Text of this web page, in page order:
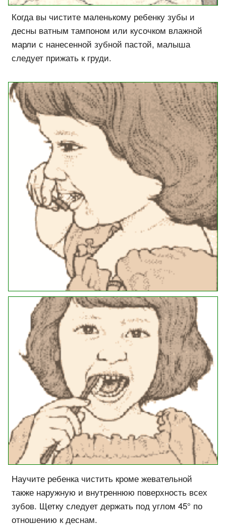
Когда вы чистите маленькому ребенку зубы и
десны ватным тампоном или кусочком влажной
марли с нанесенной зубной пастой, малыша
следует прижать к груди.
Научите ребенка чистить кроме жевательной
также наружную и внутреннюю поверхность всех
зубов. Щетку следует держать под углом 45° по
отношению к деснам.